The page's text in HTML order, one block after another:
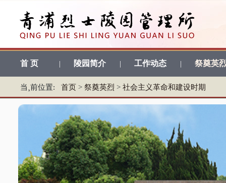
首 页 | 陵园简介 | 工作动态 | 祭奠英
当¸前位置: 首页 > 祭奠英烈 > 社会主义革命和建设时期